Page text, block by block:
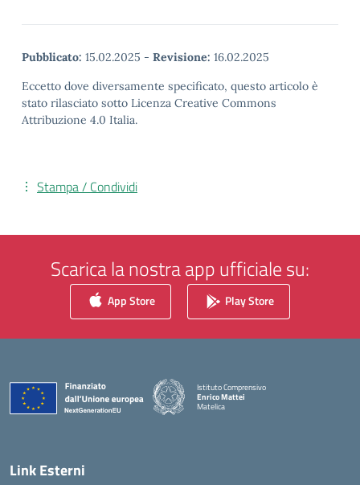
Pubblicato: 15.02.2025 - Revisione: 16.02.2025
Eccetto dove diversamente specificato, questo articolo è
stato rilasciato sotto Licenza Creative Commons
Attribuzione 4.0 Italia.
Stampa / Condividi
Scarica la nostra app ufficiale su:
App Store Play Store
Istituto Comprensivo
Enrico Mattei
Matelica
Link Esterni